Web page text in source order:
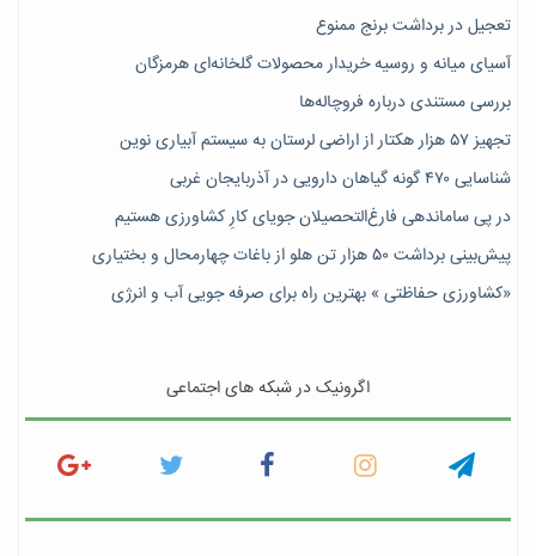
تعجیل در برداشت برنج ممنوع
آسیای میانه و روسیه خریدار محصولات گلخانه‌ای هرمزگان
بررسی مستندی درباره فروچاله‌ها
تجهیز ۵۷ هزار هکتار از اراضی لرستان به سیستم آبیاری نوین
شناسایی ۴۷٠ گونه گیاهان دارویی در آذربایجان غربی
در پی ساماندهی فارغ‌التحصیلان جویای کارِ کشاورزی هستیم
پیش‎‌بینی برداشت ۵۰ هزار تن هلو از باغات چهارمحال و بختیاری
«کشاورزی حفاظتی » بهترین راه برای صرفه جویی آب و انرژی
اگرونیک در شبکه های اجتماعی